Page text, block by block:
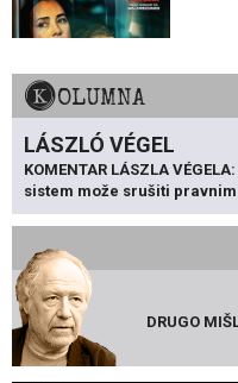
KOLUMNA
LÁSZLÓ VÉGEL
KOMENTAR LÁSZLA
sistem može srušiti
DRUGO